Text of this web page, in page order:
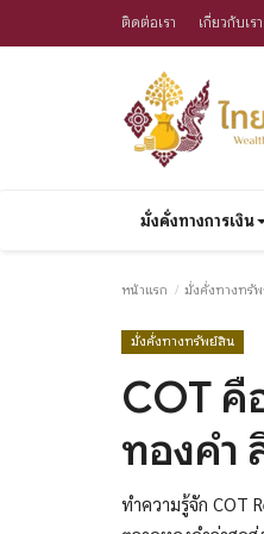
ติดต่อเรา เกี่ยวกับเรา
มั่งคั่งทางการเงิน
หน้าแรก มั่งคั่งทางทรั
มั่งคั่งทางทรัพย์สิน
COT คื
ทองคำ
ทำความรู้จัก COT